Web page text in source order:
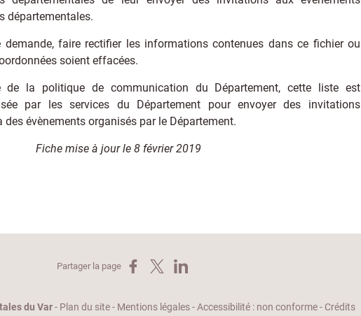
départementales.
demande, faire rectifier les informations contenues dans ce fichier ou
soient effacées.
la politique de communication du Département, cette liste est
par les services du Département pour envoyer des invitations
évènements organisés par le Département.
Fiche mise à jour le 8 février 2019
Partager la page Partager sur Facebook
Partager sur XPartager sur LinkedIn
du Var- Plan du site- Mentions légales-Accessibilité : non conforme- Crédits